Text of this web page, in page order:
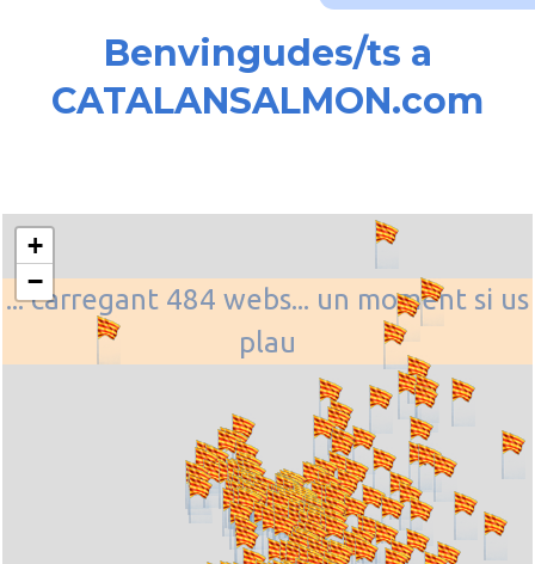
Benvingudes/ts a
CATALANSALMON.com
... carregant 484 webs... un moment si us
plau
+
−